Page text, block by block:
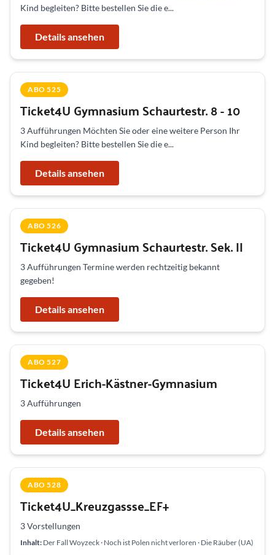
Kind begleiten? Bitte bestellen Sie die e...
Details ansehen
ABO 525
Ticket4U Gymnasium Schaurtestr. 8 - 10
3 Aufführungen Möchten Sie oder eine weitere Person Ihr
Kind begleiten? Bitte bestellen Sie die e...
Details ansehen
ABO 526
Ticket4U Gymnasium Schaurtestr. Sek. II
3 Aufführungen Termine werden rechtzeitig bekannt
gegeben!
Details ansehen
ABO 527
Ticket4U Erich-Kästner-Gymnasium
3 Aufführungen
Details ansehen
ABO 528
Ticket4U_Kreuzgassse_EF+
3 Vorstellungen
Inhalt: Der Fall Woyzeck · Noch ist Polen nicht verloren · Die Räuber (UA)